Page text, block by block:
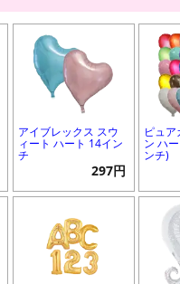
アイブレックス スウ
ィート ハート 14イン
チ
297円
ピュ
ン ハ
ンチ)